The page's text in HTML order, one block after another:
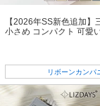
【2026年SS新色追加】
小さめ コンパクト 可愛
リボーンカンパ